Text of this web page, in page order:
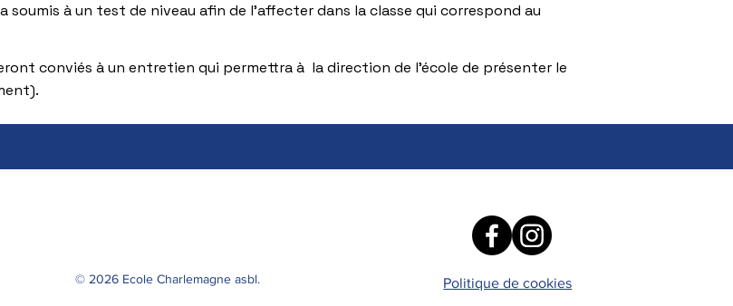
soumis à un test de niveau afin de l’affecter dans la classe qui correspond au
conviés à un entretien qui permettra à la direction de l’école de présenter le
© 2026 Ecole Charlemagne asbl. Politique de cookies